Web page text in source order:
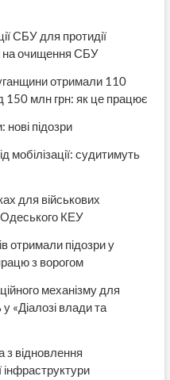
СБУ для протидії
на очищення СБУ
отримали 110
150 млн грн: як це працює
підозри
мобілізації: судитимуть
для військових
Одеського КЕУ
отримали підозри у
з ворогом
механізму для
у «Діалозі влади та
з відновлення
інфраструктури